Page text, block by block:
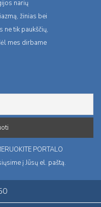
narių
žinias bei
ne tik paukščių,
mes dirbame
PORTALO
į Jūsų el. paštą.